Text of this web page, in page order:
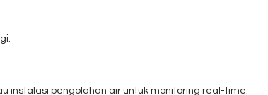
instalasi pengolahan air untuk monitoring real-time.